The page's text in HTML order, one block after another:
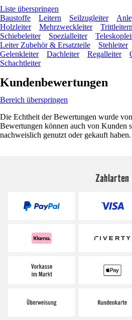
Liste überspringen
Baustoffe
Leitern Seilzugleiter
Holzleiter
Mehrzweckleiter Trittleitern
Schiebeleiter
Spezialleiter
Leiter Zubehör & Ersatzteile
Stehleiter
Gelenkleiter
Dachleiter Regalleiter
Schachtleiter
Kundenbewertungen
Bereich überspringen
Die Echtheit der Bewertungen wurde
Bewertungen können auch von Kunden
nachweislich genutzt oder gekauft haben.
Zahlarten